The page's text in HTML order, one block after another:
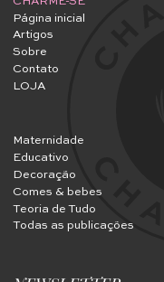
Página inicial
Artigos
Sobre
Contato
LOJA
Maternidade
Educativo
Decoração
Comes & bebes
Teoria de Tudo
Todas as publicações